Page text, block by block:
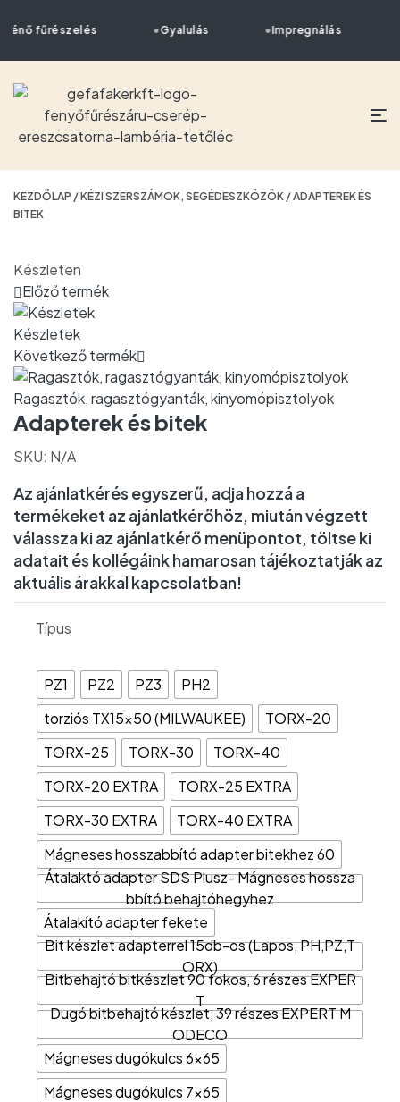
fűrészelés Gyalulás Impregnálás
KEZDŐLAP /KÉZI SZERSZÁMOK, SEGÉDESZKÖZÖK / ADAPTEREK ÉS
BITEK
Készleten
Előző termék
Készletek
Következő termék
Ragasztók, ragasztógyanták, kinyomópisztolyok
Adapterek és bitek
SKU: N/A
Az ajánlatkérés egyszerű, adja hozzá a
termékeket az ajánlatkérőhöz, miután végzett
válassza ki az ajánlatkérő menüpontot, töltse ki
adatait és kollégáink hamarosan tájékoztatják az
aktuális árakkal kapcsolatban!
Típus
PZ1 PZ2 PZ3
PH2
torziós TX15x50 (MILWAUKEE)
TORX-20
TORX-25
TORX-30
TORX-40
TORX-20 EXTRA
TORX-25 EXTRA
TORX-30 EXTRA
TORX-40 EXTRA
Mágneses hosszabbító adapter bitekhez 60
Átalaktó adapter SDS Plusz- Mágneses hossza
bbító behajtóhegyhez
Átalakító adapter fekete
Bit készlet adapterrel 15db-os (Lapos, PH,PZ,T
ORX)
Bitbehajtó bitkészlet 90 fokos, 6 részes EXPER
T
Dugó bitbehajtó készlet, 39 részes EXPERT M
ODECO
Mágneses dugókulcs 6x65
Mágneses dugókulcs 7x65